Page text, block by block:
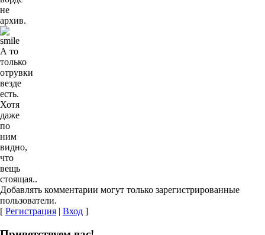
не
архив.
А то
только
отрувки
везде
есть.
Хотя
даже
по
ним
видно,
что
вещь
стоящая..
Добавлять комментарии могут только зарегистрированные
пользователи.
[ Регистрация | Вход ]